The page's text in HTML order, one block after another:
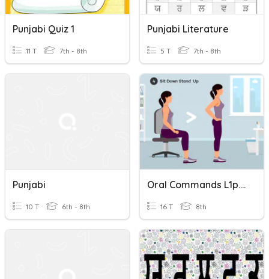
Punjabi Quiz 1
11 T 7th - 8th
Punjabi Literature
5 T 7th - 8th
Punjabi
10 T 6th - 8th
Oral Commands L1p.56 ਜ਼ਬਾਨੀ ਆਦੇਸ਼ Gurubolee@gmail.com Punjabi
16 T 8th